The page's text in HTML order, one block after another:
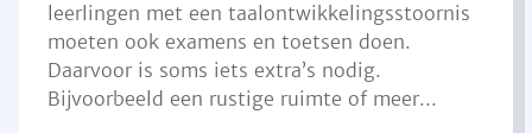
leerlingen met een taalontwikkelingsstoornis
moeten ook examens en toetsen doen.
Daarvoor is soms iets extra’s nodig.
Bijvoorbeeld een rustige ruimte of meer...